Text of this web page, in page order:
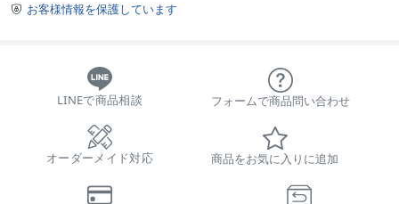
 お客様情報を保護しています
LINEで商品相談 フォームで商品問い合わせ
オーダーメイド対応 商品をお気に入りに追加